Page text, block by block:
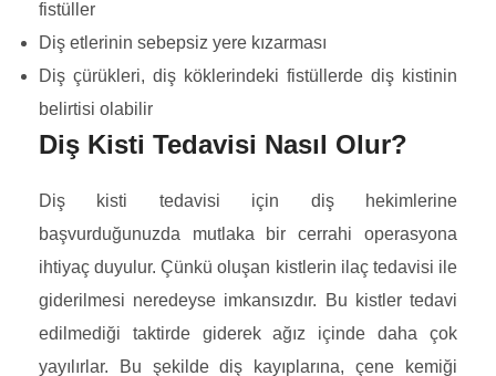
fistüller
Diş etlerinin sebepsiz yere kızarması
Diş çürükleri, diş köklerindeki fistüllerde diş kistinin
belirtisi olabilir
Diş Kisti Tedavisi Nasıl Olur?
Diş kisti tedavisi için diş hekimlerine
başvurduğunuzda mutlaka bir cerrahi operasyona
ihtiyaç duyulur. Çünkü oluşan kistlerin ilaç tedavisi ile
giderilmesi neredeyse imkansızdır. Bu kistler tedavi
edilmediği taktirde giderek ağız içinde daha çok
yayılırlar. Bu şekilde diş kayıplarına, çene kemiği